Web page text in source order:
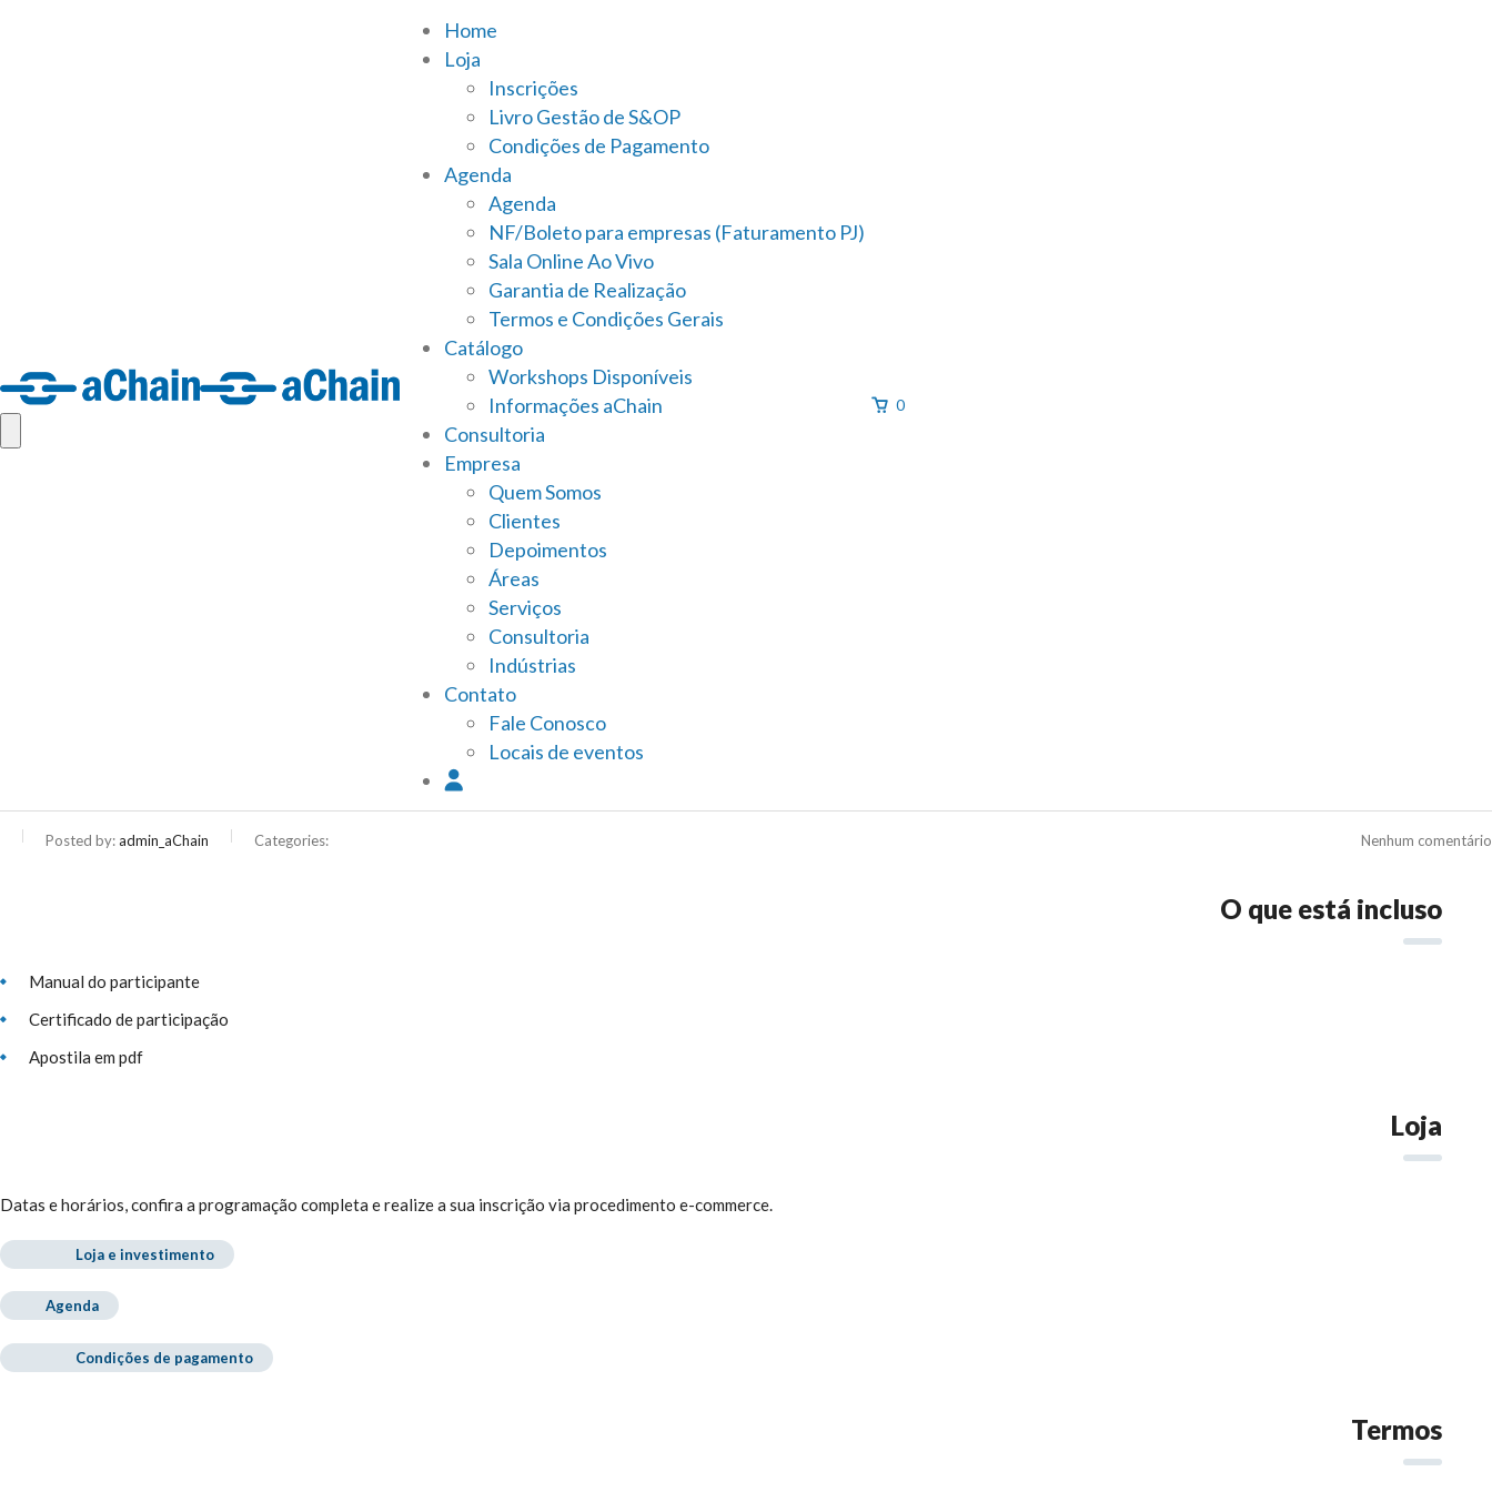
Home
Loja
Inscrições
Livro Gestão de S&OP
Condições de Pagamento
Agenda
Agenda
NF/Boleto para empresas (Faturamento PJ)
Sala Online Ao Vivo
Garantia de Realização
Termos e Condições Gerais
Catálogo
Workshops Disponíveis
Informações aChain
Consultoria
Empresa
Quem Somos
Clientes
Depoimentos
Áreas
Serviços
Consultoria
Indústrias
Contato
Fale Conosco
Locais de eventos
0
Posted by:admin_aChain Categories: Nenhum comentário
O que está incluso
Manual do participante
Certificado de participação
Apostila em pdf
Loja
Datas e horários, confira a programação completa e realize a sua inscrição via procedimento e-commerce.
Loja e investimento
Agenda
Condições de pagamento
Termos